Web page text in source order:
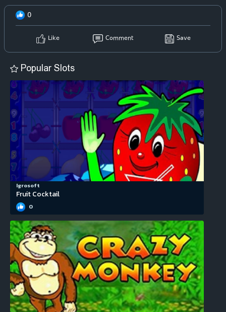
0
Like Comment Save
Popular Slots
Igrosoft
Fruit Cocktail
0